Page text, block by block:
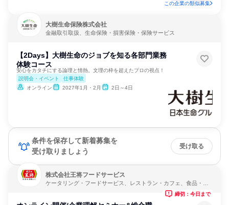
この企業の類似募集
大樹生命保険株式会社
金融取引取扱、生命保険・損害保険・保険サービス
【2Days】大樹生命のジョブを知る各部門業務
体験コース
安心をカタチにする論理と情熱。文理の枠を超えたプロの視点！
説明会・イベント
仕事体験
オンライン
2027年1月・2月 2日～4日
条件を保存して新着募集を
受け取りましょう
受け取る
株式会社王将フードサービス
ケータリング・フードサービス、レストラン・カフェ、食品・飲
締切：今日まで